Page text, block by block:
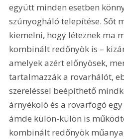
együtt minden esetben
szúnyogháló telepítése. Sőt
kiemelni, hogy léteznek ma
kombinált redőnyök is –
amelyek azért előnyösek,
tartalmazzák a rovarhálót,
szereléssel beépíthető
árnyékoló és a rovarfogó
ámde külön-külön is
kombinált redőnyök